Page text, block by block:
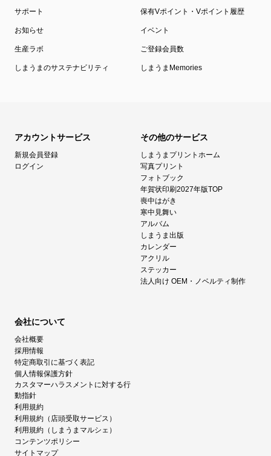
サポート 保有Vポイント・Vポイント履歴
お知らせ イベント
生産ラボ ご登録会員数
しまうまのサステナビリティ しまうまMemories
アカウントサービス
新規会員登録
ログイン
その他のサービス
しまうまプリントホーム
写真プリント
フォトブック
年賀状印刷2027年版TOP
喪中はがき
寒中見舞い
アルバム
しまうま出版
カレンダー
アクリル
ステッカー
法人向け OEM・ノベルティ制作
会社について
会社概要
採用情報
特定商取引に基づく表記
個人情報保護方針
カスタマーハラスメントに対する行
動指針
利用規約
利用規約（店頭受取サービス）
利用規約（しまうまマルシェ）
コンテンツポリシー
サイトマップ